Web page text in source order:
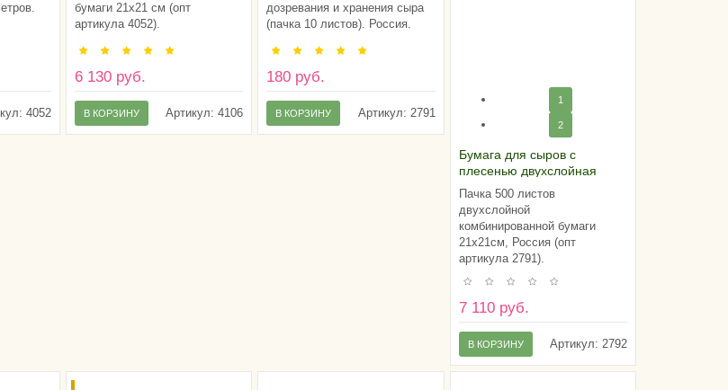
4052
бумаги 21х21 см (опт
артикула 4052).
6 130 руб.
Артикул: 4106
В КОРЗИНУ
дозревания и хранения сыра
(пачка 10 листов). Россия.
180 руб.
Артикул: 2791
В КОРЗИНУ
1
2
Бумага для сыров с
плесенью двухслойная
21х21см (пачка 500 листов),
Пачка 500 листов
двухслойной
комбинированной бумаги
21х21см, Россия (опт
артикула 2791).
7 110 руб.
Артикул: 2792
В КОРЗИНУ